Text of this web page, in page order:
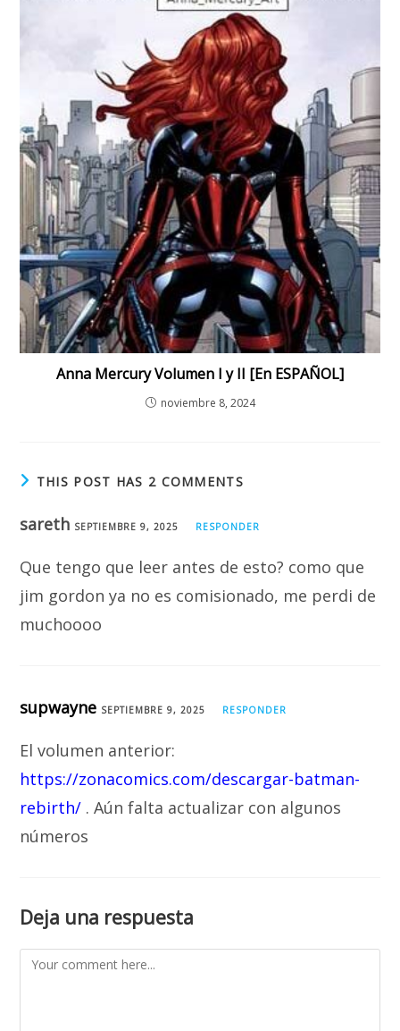
Anna Mercury Volumen I y II [En ESPAÑOL]
noviembre 8, 2024
THIS POST HAS 2 COMMENTS
sareth SEPTIEMBRE 9, 2025 RESPONDER
Que tengo que leer antes de esto? como que
jim gordon ya no es comisionado, me perdi de
muchoooo
supwayne SEPTIEMBRE 9, 2025 RESPONDER
El volumen anterior:
https://zonacomics.com/descargar-batman-
rebirth/ . Aún falta actualizar con algunos
números
Deja una respuesta
Comment